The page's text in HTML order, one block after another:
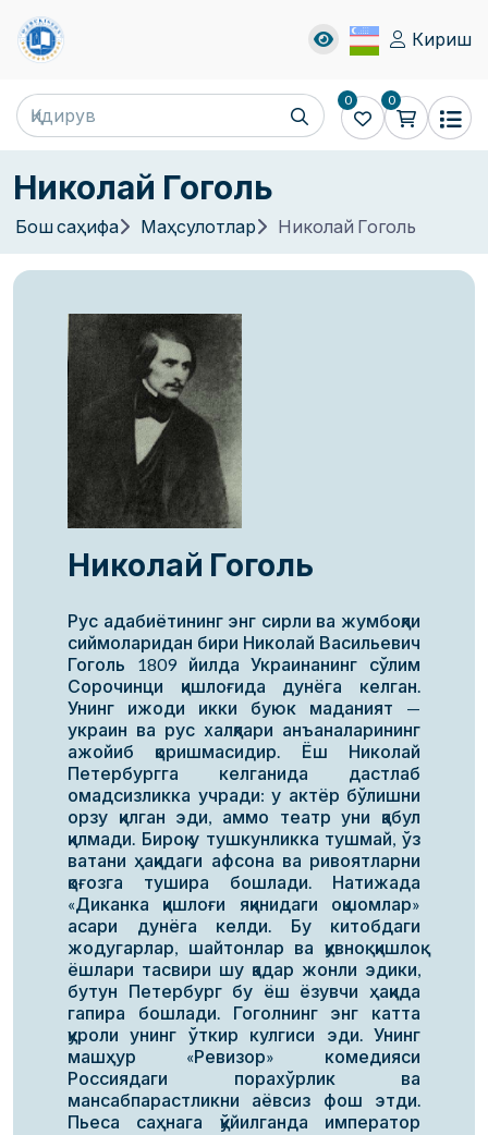
Кириш
0 0
Николай Гоголь
Бош саҳифа Маҳсулотлар Николай Гоголь
Николай Гоголь
Рус адабиётининг энг сирли ва жумбоқли
сиймоларидан бири Николай Васильевич
Гоголь 1809 йилда Украинанинг сўлим
Сорочинци қишлоғида дунёга келган.
Унинг ижоди икки буюк маданият —
украин ва рус халқлари анъаналарининг
ажойиб қоришмасидир. Ёш Николай
Петербургга келганида дастлаб
омадсизликка учради: у актёр бўлишни
орзу қилган эди, аммо театр уни қабул
қилмади. Бироқ у тушкунликка тушмай, ўз
ватани ҳақидаги афсона ва ривоятларни
қоғозга тушира бошлади. Натижада
«Диканка қишлоғи яқинидаги оқшомлар»
асари дунёга келди. Бу китобдаги
жодугарлар, шайтонлар ва қувноқ қишлоқ
ёшлари тасвири шу қадар жонли эдики,
бутун Петербург бу ёш ёзувчи ҳақида
гапира бошлади. Гоголнинг энг катта
қуроли унинг ўткир кулгиси эди. Унинг
машҳур «Ревизор» комедияси
Россиядаги порахўрлик ва
мансабпарастликни аёвсиз фош этди.
Пьеса саҳнага қўйилганда император